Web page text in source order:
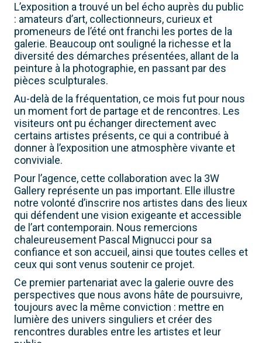
L’exposition a trouvé un bel écho auprès du public
: amateurs d’art, collectionneurs, curieux et
promeneurs de l’été ont franchi les portes de la
galerie. Beaucoup ont souligné la richesse et la
diversité des démarches présentées, allant de la
peinture à la photographie, en passant par des
pièces sculpturales.
Au-delà de la fréquentation, ce mois fut pour nous
un moment fort de partage et de rencontres. Les
visiteurs ont pu échanger directement avec
certains artistes présents, ce qui a contribué à
donner à l’exposition une atmosphère vivante et
conviviale.
Pour l’agence, cette collaboration avec la 3W
Gallery représente un pas important. Elle illustre
notre volonté d’inscrire nos artistes dans des lieux
qui défendent une vision exigeante et accessible
de l’art contemporain. Nous remercions
chaleureusement Pascal Mignucci pour sa
confiance et son accueil, ainsi que toutes celles et
ceux qui sont venus soutenir ce projet.
Ce premier partenariat avec la galerie ouvre des
perspectives que nous avons hâte de poursuivre,
toujours avec la même conviction : mettre en
lumière des univers singuliers et créer des
rencontres durables entre les artistes et leur